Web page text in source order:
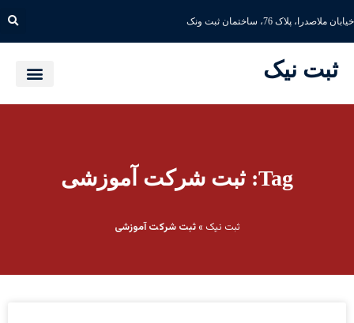
خیابان ملاصدرا، پلاک 76، ساختمان ثبت ونک
ثبت نیک
Tag: ثبت شرکت آموزشی
ثبت نیک »ثبت شرکت آموزشی